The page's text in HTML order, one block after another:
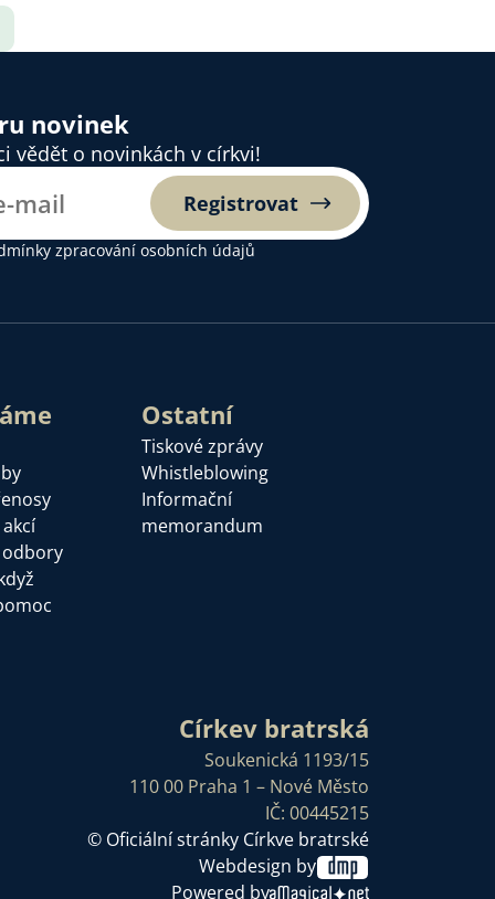
novinek
vědět o novinkách v církvi!
Registrovat
zpracování osobních údajů
Ostatní
Tiskové zprávy
Whistleblowing
Informační
memorandum
Církev bratrská
Soukenická 1193/15
110 00 Praha 1 – Nové Město
IČ: 00445215
© Oficiální stránky Církve bratrské
Webdesign by
Powered by